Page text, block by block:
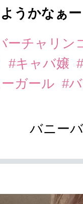
うかなぁー
ーチャリン
#キャバ嬢
ガール #
バニー